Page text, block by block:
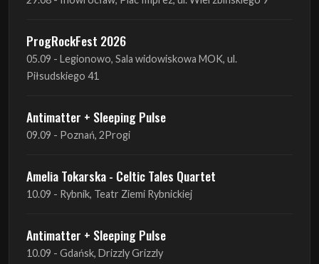
Antimatter + Sleeping Pulse
09.09 - Poznań, 2Progi
Amelia Tokarska - Celtic Tales Quartet
10.09 - Rybnik, Teatr Ziemi Rybnickiej
Antimatter + Sleeping Pulse
Antimatter + Sleeping Pulse
11.09 - Warszawa, VooDoo Club